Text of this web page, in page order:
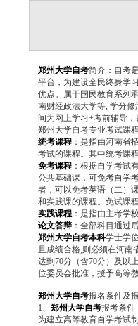
郑州大学自考简介：自考
平台，为建设全民终身学
优点。属于国民教育系列
南财经政法大学等, 学分
间为网上学习+考前辅导
郑州大学自考专业考试课
统考课程 ：是指由河南省
考试的课程。其中统考课
免考课程 ：根据自学考试
公共基础课，可免考自学
者，可以免考英语（二）
和实践课的课程。免试课
实践课程 ：是指由主考学
论文答辩 ：全部科目通过
郑州大学自考本科学士学
且成绩合格,则必须在河
达到70分（含70分）及以
位委员会批准，授予高等
郑州大学自考报名条件及
1、郑州大学自考报考条
为建立高等教育自学考试